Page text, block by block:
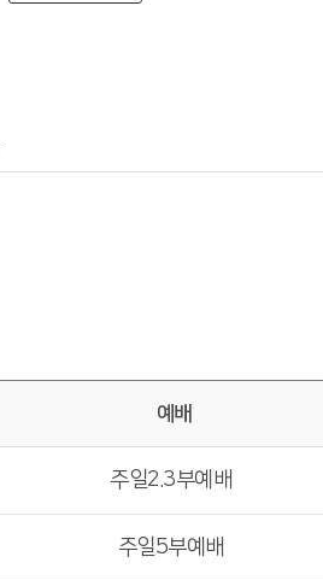
예배
주일2.3부예배
주일5부예배